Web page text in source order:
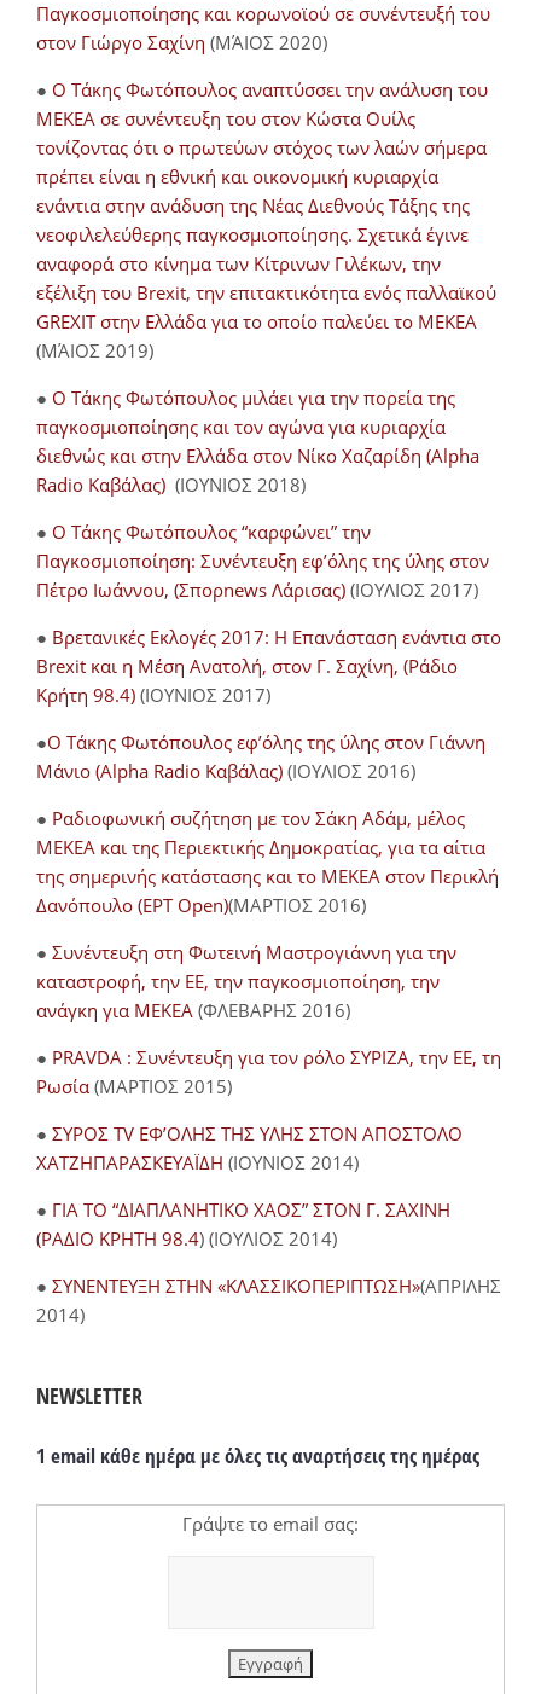
Παγκοσμιοποίησης και κορωνοϊού σε συνέντευξή του
στον Γιώργο Σαχίνη (ΜΆΙΟΣ 2020)
● O Τάκης Φωτόπουλος αναπτύσσει την ανάλυση του
ΜΕΚΕΑ σε συνέντευξη του στον Κώστα Ουίλς
τονίζοντας ότι ο πρωτεύων στόχος των λαών σήμερα
πρέπει είναι η εθνική και οικονομική κυριαρχία
ενάντια στην ανάδυση της Νέας Διεθνούς Τάξης της
νεοφιλελεύθερης παγκοσμιοποίησης. Σχετικά έγινε
αναφορά στο κίνημα των Κίτρινων Γιλέκων, την
εξέλιξη του Brexit, την επιτακτικότητα ενός παλλαϊκού
GREXIT στην Ελλάδα για το οποίο παλεύει το ΜΕΚΕΑ
(ΜΆΙΟΣ 2019)
● Ο Τάκης Φωτόπουλος μιλάει για την πορεία της
παγκοσμιοποίησης και τον αγώνα για κυριαρχία
διεθνώς και στην Ελλάδα στον Νίκο Χαζαρίδη (Alpha
Radio Καβάλας) (ΙΟΥΝΙΟΣ 2018)
● Ο Τάκης Φωτόπουλος “καρφώνει” την
Παγκοσμιοποίηση: Συνέντευξη εφ’όλης της ύλης στον
Πέτρο Ιωάννου, (Σπορnews Λάρισας) (ΙΟΥΛΙΟΣ 2017)
● Βρετανικές Εκλογές 2017: Η Επανάσταση ενάντια στο
Brexit και η Μέση Ανατολή, στον Γ. Σαχίνη, (Ράδιο
Κρήτη 98.4) (ΙΟΥΝΙΟΣ 2017)
●O Τάκης Φωτόπουλος εφ’όλης της ύλης στον Γιάννη
Μάνιο (Alpha Radio Καβάλας) (ΙΟΥΛΙΟΣ 2016)
● Ραδιοφωνική συζήτηση με τον Σάκη Αδάμ, μέλος
ΜΕΚΕΑ και της Περιεκτικής Δημοκρατίας, για τα αίτια
της σημερινής κατάστασης και το ΜΕΚΕΑ στον Περικλή
Δανόπουλο (ΕΡΤ Open)(ΜΑΡΤΙΟΣ 2016)
● Συνέντευξη στη Φωτεινή Μαστρογιάννη για την
καταστροφή, την ΕΕ, την παγκοσμιοποίηση, την
ανάγκη για ΜΕΚΕΑ (ΦΛΕΒΑΡΗΣ 2016)
● PRAVDA : Συνέντευξη για τον ρόλο ΣΥΡΙΖΑ, την ΕΕ, τη
Ρωσία (ΜΑΡΤΙΟΣ 2015)
● ΣΥΡΟΣ TV ΕΦ’ΟΛΗΣ ΤΗΣ ΥΛΗΣ ΣΤΟΝ ΑΠΟΣΤΟΛΟ
ΧΑΤΖΗΠΑΡΑΣΚΕΥΑΪΔΗ (ΙΟΥΝΙΟΣ 2014)
● ΓΙΑ ΤΟ “ΔΙΑΠΛΑΝΗΤΙΚΟ ΧΑΟΣ” ΣΤΟΝ Γ. ΣΑΧΙΝΗ
(ΡΑΔΙΟ ΚΡΗΤΗ 98.4) (ΙΟΥΛΙΟΣ 2014)
● ΣΥΝΕΝΤΕΥΞΗ ΣΤΗΝ «ΚΛΑΣΣΙΚΟΠΕΡΙΠΤΩΣΗ»(ΑΠΡΙΛΗΣ
2014)
NEWSLETTER
1 email κάθε ημέρα με όλες τις αναρτήσεις της ημέρας
Γράψτε το email σας: